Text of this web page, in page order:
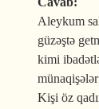
Aleykum
güzəştə
kimi
Kişi öz